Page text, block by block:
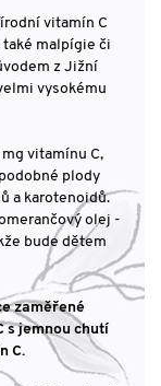
vitamín C
malpígie či
z Jižní
vysokému
vitamínu C,
plody
a karotenoidů.
olej -
bude dětem
zaměřené
s jemnou chutí
C.